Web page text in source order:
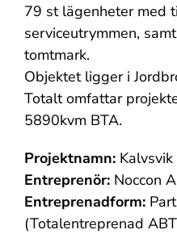
79 st lägenheter med
serviceutrymmen,
tomtmark.
Objektet ligger i
Totalt omfattar
5890kvm BTA.
Projektnamn:Kalvsvik
Entreprenör:Noccon
Entreprenadform:
(Totalentreprenad